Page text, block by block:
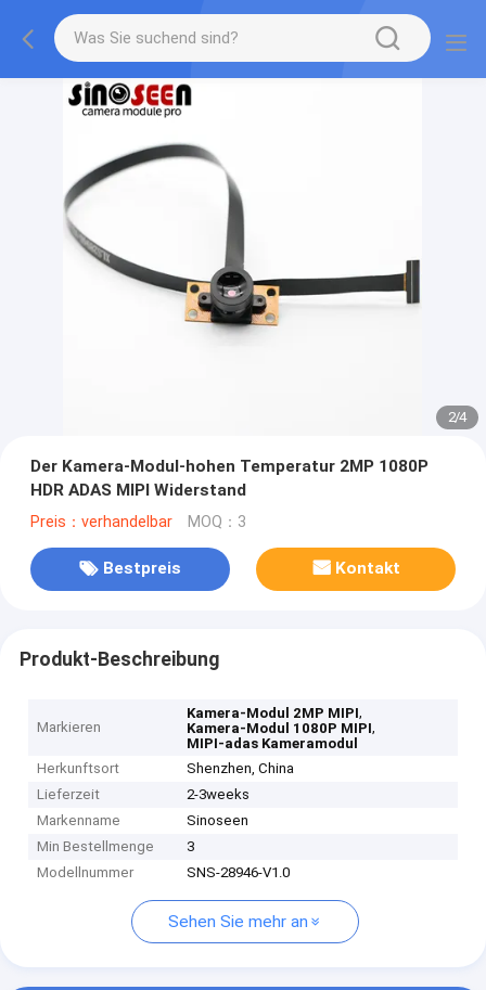
2/4
Der Kamera-Modul-hohen Temperatur 2MP 1080P
HDR ADAS MIPI Widerstand
Preis：verhandelbar MOQ：3
Bestpreis Kontakt
Produkt-Beschreibung
Markieren
Kamera-Modul 2MP MIPI,
Kamera-Modul 1080P MIPI,
MIPI-adas Kameramodul
Herkunftsort
Shenzhen, China
Lieferzeit
2-3weeks
Markenname
Sinoseen
Min Bestellmenge
3
Modellnummer
SNS-28946-V1.0
Sehen Sie mehr an